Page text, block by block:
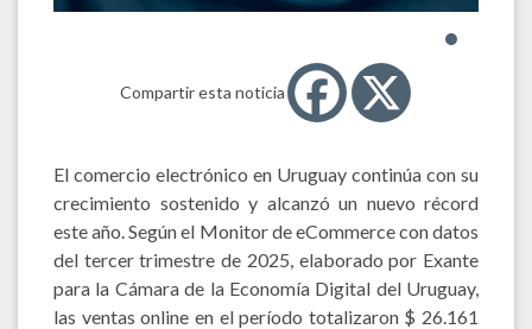
Compartir esta noticia
El comercio electrónico en Uruguay continúa con su
crecimiento sostenido y alcanzó un nuevo récord
este año. Según el Monitor de eCommerce con datos
del tercer trimestre de 2025, elaborado por Exante
para la Cámara de la Economía Digital del Uruguay,
las ventas online en el período totalizaron $ 26.161